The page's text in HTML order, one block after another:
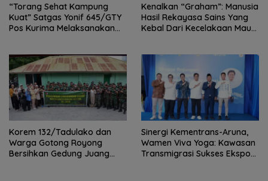
“Torang Sehat Kampung
Kuat” Satgas Yonif 645/GTY
Pos Kurima Melaksanakan
Kenalkan “Graham”: Manusia
Hasil Rekayasa Sains Yang
Kebal Dari Kecelakaan Maut
Korem 132/Tadulako dan
Warga Gotong Royong
Bersihkan Gedung Juang
Sinergi Kementrans-Aruna,
Wamen Viva Yoga: Kawasan
Transmigrasi Sukses Ekspor